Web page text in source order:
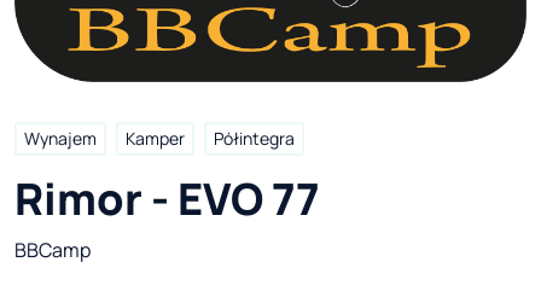
Wynajem Kamper Półintegra
Rimor - EVO 77
BBCamp